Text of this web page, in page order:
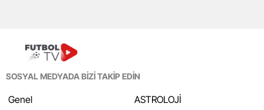
SOSYAL MEDYADA BİZİ TAKİP EDİN
Genel
ASTROLOJİ